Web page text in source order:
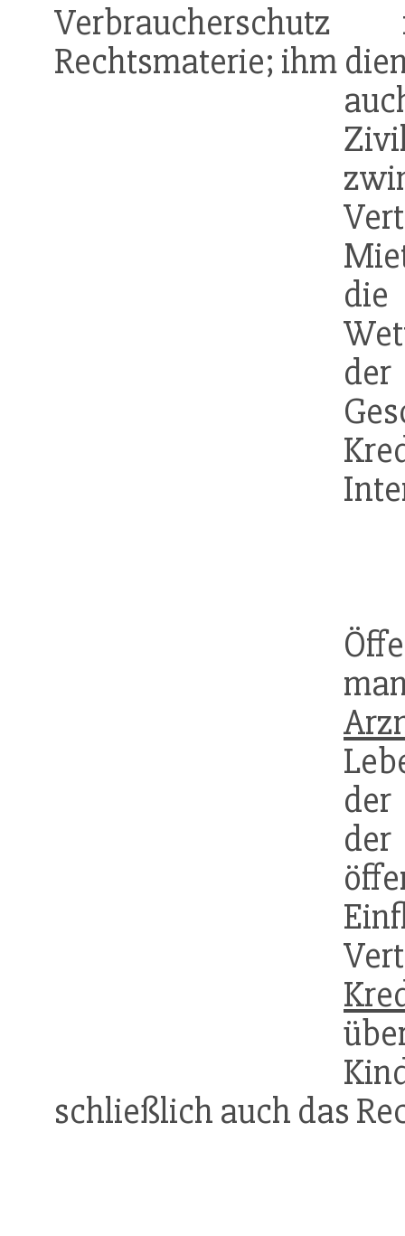
Rechtsmaterie; ihm
der
schließlich auch das